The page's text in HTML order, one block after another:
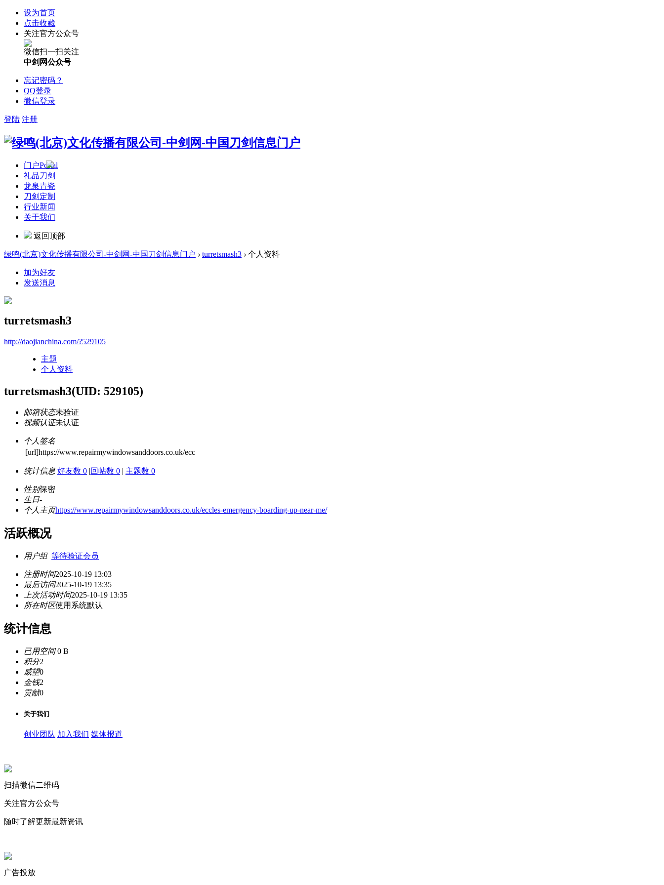
设为首页
点击收藏
关注官方公众号
微信扫一扫关注
中剑网公众号
忘记密码？
QQ登录
微信登录
登陆 注册
门户Portal
礼品刀剑
龙泉青瓷
刀剑定制
行业新闻
关于我们
返回顶部
绿鸣(北京)文化传播有限公司-中剑网-中国刀剑信息门户 › turretsmash3 › 个人资料
加为好友
发送消息
turretsmash3
http://daojianchina.com/?529105
主题
个人资料
turretsmash3(UID: 529105)
邮箱状态未验证
视频认证未认证
个人签名
[url]https://www.repairmywindowsanddoors.co.uk/ecc
统计信息 好友数 0 |回帖数 0 | 主题数 0
性别保密
生日-
个人主页https://www.repairmywindowsanddoors.co.uk/eccles-emergency-boarding-up-near-me/
活跃概况
用户组 等待验证会员
注册时间2025-10-19 13:03
最后访问2025-10-19 13:35
上次活动时间2025-10-19 13:35
所在时区使用系统默认
统计信息
已用空间0 B
积分2
威望0
金钱2
贡献0
关于我们
创业团队 加入我们 媒体报道
扫描微信二维码
关注官方公众号
随时了解更新最新资讯
广告投放